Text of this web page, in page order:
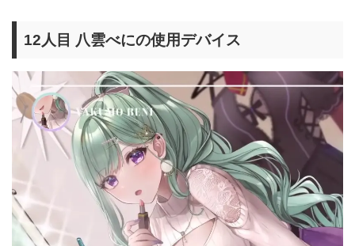
12人目 八雲べにの使用デバイス